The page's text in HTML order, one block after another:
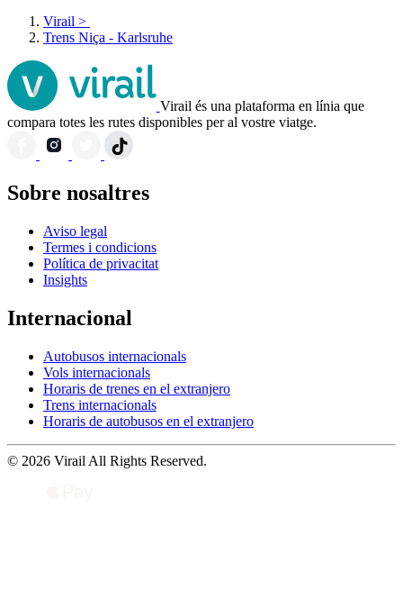
Virail >
Trens Niça - Karlsruhe
Virail és una plataforma en línia que
compara totes les rutes disponibles per al vostre viatge.
Sobre nosaltres
Aviso legal
Termes i condicions
Política de privacitat
Insights
Internacional
Autobusos internacionals
Vols internacionals
Horaris de trenes en el extranjero
Trens internacionals
Horaris de autobusos en el extranjero
© 2026 Virail All Rights Reserved.